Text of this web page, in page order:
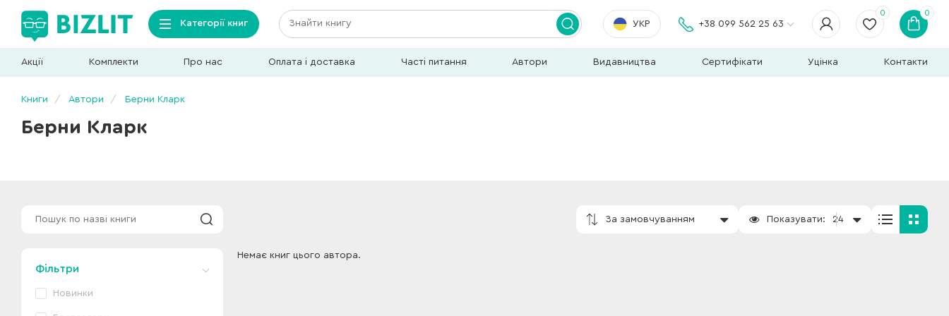
Категорії книг УКР +38 099 562 25 63
0 0
Акції Комплекти Про нас Оплата і доставка Часті питання Автори Видавництва Сертифікати Уцінка Контакти
Книги Автори Берни Кларк
Берни Кларк
За замовчуванням Показувати: 24
Фільтри
Новинки
Немає книг цього автора.